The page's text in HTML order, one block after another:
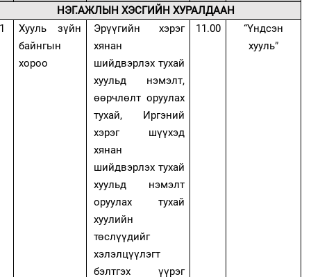
НЭГ.АЖЛЫН ХЭСГИЙН ХУРАЛДААН
1
Хууль зүйн
байнгын
хороо
Эрүүгийн хэрэг
хянан
шийдвэрлэх тухай
хуульд нэмэлт,
өөрчлөлт оруулах
тухай, И ргэний
хэрэг шүүхэд
хянан
шийдвэрлэх тухай
хуульд нэмэлт
оруулах тухай
хуулийн
төслүүдийг
хэлэлцүүлэгт
бэлтгэх үүрэг
11.00
“Үндсэн
хууль”